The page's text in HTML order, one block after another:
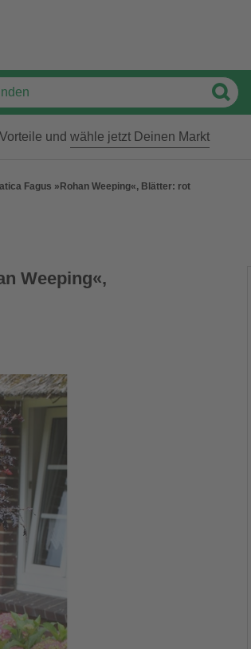
und wähle jetzt Deinen Markt
Fagus »Rohan Weeping«, Blätter: rot
Weeping«,